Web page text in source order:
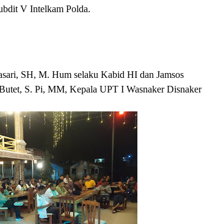
V Intelkam Polda.
SH, M. Hum selaku Kabid HI dan Jamsos
S. Pi, MM, Kepala UPT I Wasnaker Disnaker